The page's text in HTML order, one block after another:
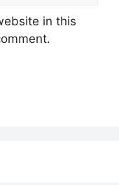
in this